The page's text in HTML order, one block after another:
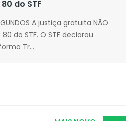
do STF
A justiça gratuita NÃO
do STF. O STF declarou
Tr...